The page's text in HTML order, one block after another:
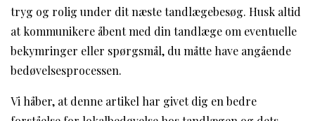
tryg og rolig under dit næste tandlægebesøg. Husk altid
at kommunikere åbent med din tandlæge om eventuelle
bekymringer eller spørgsmål, du måtte have angående
bedøvelsesprocessen.
Vi håber, at denne artikel har givet dig en bedre